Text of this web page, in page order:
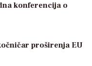
konferencija o
proširenja EU